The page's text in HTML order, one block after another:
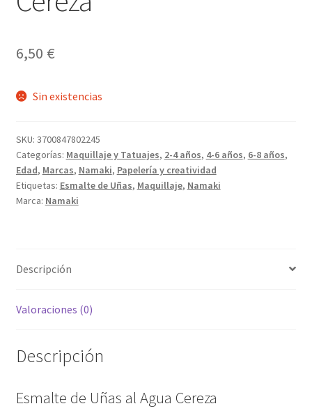
6,50 €
Sin existencias
SKU: 3700847802245
Categorías: Maquillaje y Tatuajes, 2-4 años, 4-6 años, 6-8 años,
Edad, Marcas, Namaki, Papelería y creatividad
Etiquetas: Esmalte de Uñas, Maquillaje, Namaki
Marca: Namaki
Descripción
Valoraciones (0)
Descripción
Esmalte de Uñas al Agua Cereza